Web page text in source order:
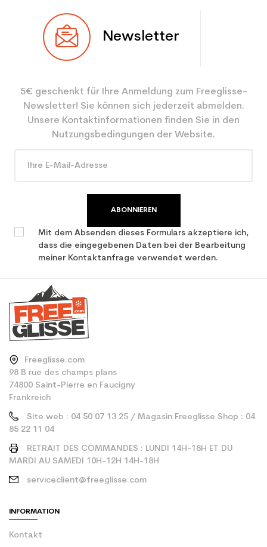
Benutzer Junior
Farbe Schwarz
CO2-Einsparungen für
den Planeten (in kg)
2.1
Newsletter
5€ geschenkt für Ihre Anmeldung zum Freeglisse-
Newsletter! Sie können sich jederzeit abmelden.
Unsere Kontaktinformationen finden Sie in den
Nutzungsbedingungen der Website.
ABONNIEREN
Mit dem Absenden dieses Formulars akzeptiere ich,
dass die eingegebenen Daten bei der Bearbeitung
meiner Kontaktanfrage verwendet werden.
Freeglisse.com
98 B rue des champs plans
74800 Saint-Pierre en Faucigny
Frankreich
Site web : 04 50 07 13 25 / Magasin Freeglisse Shop : 04
85 22 11 04
RETRAIT DES COMMANDES : LUNDI 14H-18H ET DU
MARDI AU SAMEDI 10H-12H 14H-18H
serviceclient@freeglisse.com
INFORMATION
Kontakt